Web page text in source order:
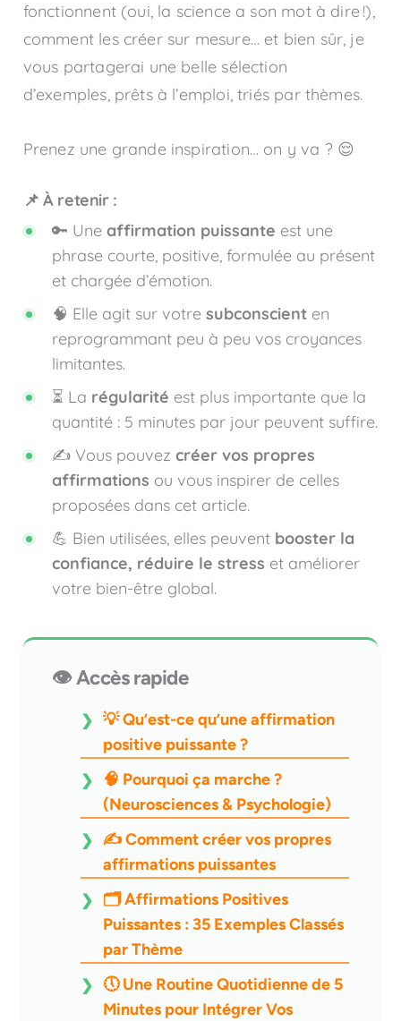
fonctionnent (oui, la science a son mot à dire !),
comment les créer sur mesure… et bien sûr, je
vous partagerai une belle sélection
d’exemples, prêts à l’emploi, triés par thèmes.
Prenez une grande inspiration… on y va ? 😌
📌 À retenir :
🔑 Une affirmation puissante est une
phrase courte, positive, formulée au présent
et chargée d’émotion.
🧠 Elle agit sur votre subconscienten
reprogrammant peu à peu vos croyances
limitantes.
⏳ La régularité est plus importante que la
quantité : 5 minutes par jour peuvent suffire.
✍️ Vous pouvez créer vos propres
affirmations ou vous inspirer de celles
proposées dans cet article.
💪 Bien utilisées, elles peuvent booster la
confiance, réduire le stress et améliorer
votre bien-être global.
👁️ Accès rapide
💡 Qu’est-ce qu’une affirmation
positive puissante ?
🧠 Pourquoi ça marche ?
(Neurosciences & Psychologie)
✍️ Comment créer vos propres
affirmations puissantes
🗂️ Affirmations Positives
Puissantes : 35 Exemples Classés
par Thème
🕔 Une Routine Quotidienne de 5
Minutes pour Intégrer Vos